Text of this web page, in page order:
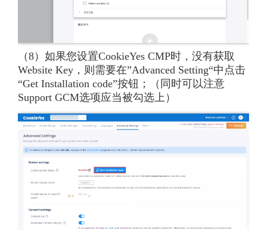
（8）如果您设置CookieYes CMP时，没有获取
Website Key，则需要在”Advanced Setting“中点击
“Get Installation code”按钮；（同时可以注意
Support GCM选项应当被勾选上）